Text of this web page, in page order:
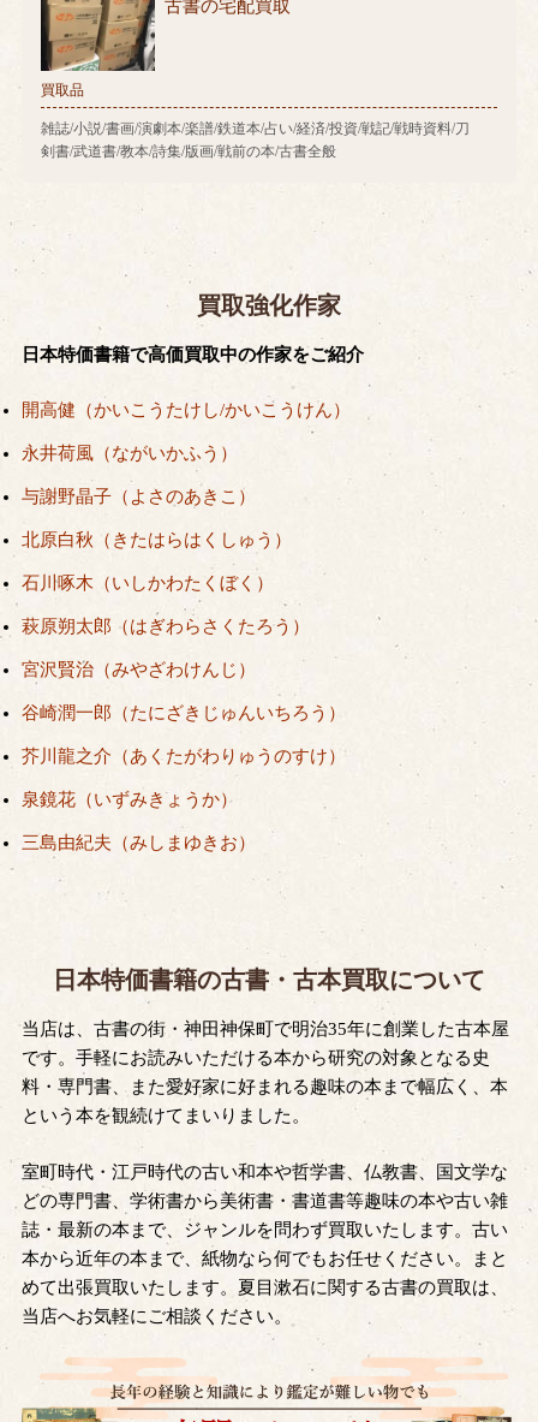
古書の宅配買取
買取品
雑誌/小説/書画/演劇本/楽譜/鉄道本/占い/経済/投資/戦記/戦時資料/刀
剣書/武道書/教本/詩集/版画/戦前の本/古書全般
買取強化作家
日本特価書籍で高価買取中の作家をご紹介
開高健（かいこうたけし/かいこうけん）
永井荷風（ながいかふう）
与謝野晶子（よさのあきこ）
北原白秋（きたはらはくしゅう）
石川啄木（いしかわたくぼく）
萩原朔太郎（はぎわらさくたろう）
宮沢賢治（みやざわけんじ）
谷崎潤一郎（たにざきじゅんいちろう）
芥川龍之介（あくたがわりゅうのすけ）
泉鏡花（いずみきょうか）
三島由紀夫（みしまゆきお）
日本特価書籍の古書・古本買取について
当店は、古書の街・神田神保町で明治35年に創業した古本屋
です。手軽にお読みいただける本から研究の対象となる史
料・専門書、また愛好家に好まれる趣味の本まで幅広く、本
という本を観続けてまいりました。
室町時代・江戸時代の古い和本や哲学書、仏教書、国文学な
どの専門書、学術書から美術書・書道書等趣味の本や古い雑
誌・最新の本まで、ジャンルを問わず買取いたします。古い
本から近年の本まで、紙物なら何でもお任せください。まと
めて出張買取いたします。夏目漱石に関する古書の買取は、
当店へお気軽にご相談ください。